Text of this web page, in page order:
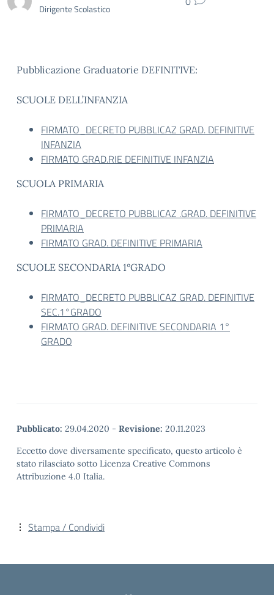
Dirigente Scolastico
Pubblicazione Graduatorie DEFINITIVE:
SCUOLE DELL’INFANZIA
FIRMATO_DECRETO PUBBLICAZ GRAD. DEFINITIVE
INFANZIA
FIRMATO GRAD.RIE DEFINITIVE INFANZIA
SCUOLA PRIMARIA
FIRMATO_DECRETO PUBBLICAZ .GRAD. DEFINITIVE
PRIMARIA
FIRMATO GRAD. DEFINITIVE PRIMARIA
SCUOLE SECONDARIA 1°GRADO
FIRMATO_DECRETO PUBBLICAZ GRAD. DEFINITIVE
SEC.1°GRADO
FIRMATO GRAD. DEFINITIVE SECONDARIA 1°
GRADO
Pubblicato: 29.04.2020 - Revisione: 20.11.2023
Eccetto dove diversamente specificato, questo articolo è
stato rilasciato sotto Licenza Creative Commons
Attribuzione 4.0 Italia.
Stampa / Condividi